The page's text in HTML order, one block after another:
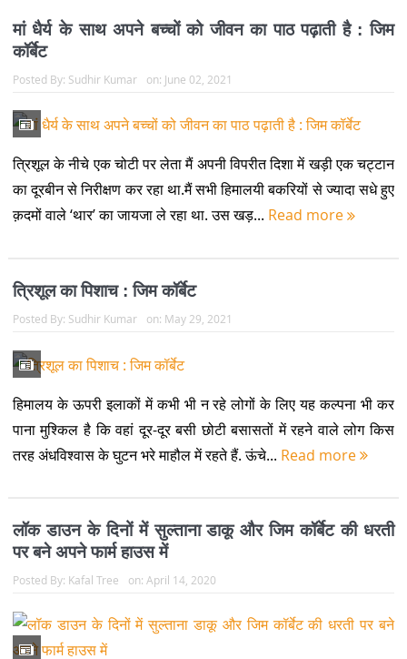
मां धैर्य के साथ अपने बच्चों को जीवन का पाठ पढ़ाती है : जिम
कॉर्बेट
Posted By: Sudhir Kumar on: June 02, 2021
त्रिशूल के नीचे एक चोटी पर लेता मैं अपनी विपरीत दिशा में खड़ी एक चट्टान
का दूरबीन से निरीक्षण कर रहा था.मैं सभी हिमालयी बकरियों से ज्यादा सधे हुए
क़दमों वाले ‘थार’ का जायजा ले रहा था. उस खड़... Read more
त्रिशूल का पिशाच : जिम कॉर्बेट
Posted By: Sudhir Kumar on: May 29, 2021
हिमालय के ऊपरी इलाकों में कभी भी न रहे लोगों के लिए यह कल्पना भी कर
पाना मुश्किल है कि वहां दूर-दूर बसी छोटी बसासतों में रहने वाले लोग किस
तरह अंधविश्वास के घुटन भरे माहौल में रहते हैं. ऊंचे... Read more
लॉक डाउन के दिनों में सुल्ताना डाकू और जिम कॉर्बेट की धरती
पर बने अपने फार्म हाउस में
Posted By: Kafal Tree on: April 14, 2020